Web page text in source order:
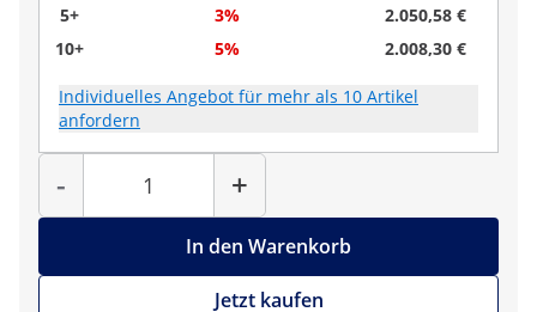
5+
3%
2.050,58 €
10+
5% 2.008,30 €
Individuelles Angebot für mehr als 10 Artikel
anfordern
-
Menge
+
In den Warenkorb
Jetzt kaufen